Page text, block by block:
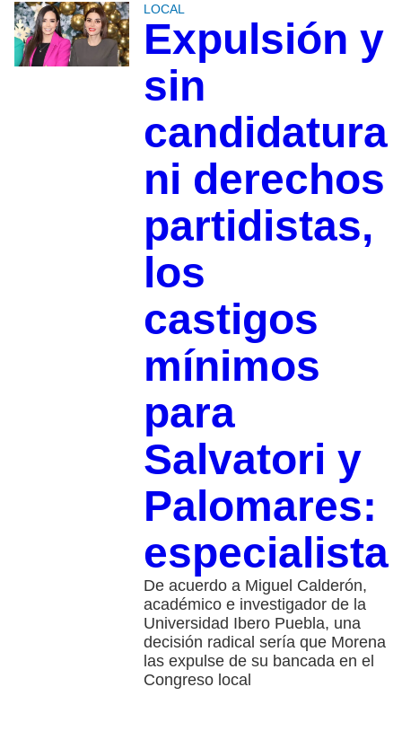
LOCAL
Expulsión y
sin
candidatura
ni derechos
partidistas,
los
castigos
mínimos
para
Salvatori y
Palomares:
especialista
De acuerdo a Miguel Calderón,
académico e investigador de la
Universidad Ibero Puebla, una
decisión radical sería que Morena
las expulse de su bancada en el
Congreso local